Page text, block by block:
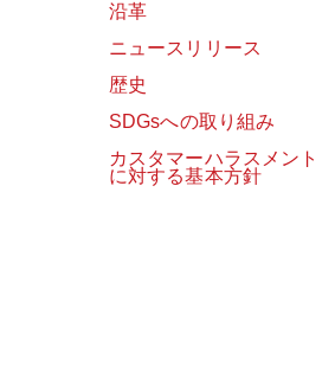
沿革
ニュースリリース
歴史
SDGsへの取り組み
カスタマーハラスメント
に対する基本方針